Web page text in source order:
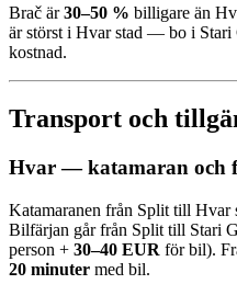
Brač är30–50 % billigare än
är störst i Hvar stad — bo i
kostnad.
Transport och
Hvar — katamaran och
Katamaranen från Split till Hvar
Bilfärjan går från Split till Stari
person + 30–40 EUR för bil).
20 minuter med bil.